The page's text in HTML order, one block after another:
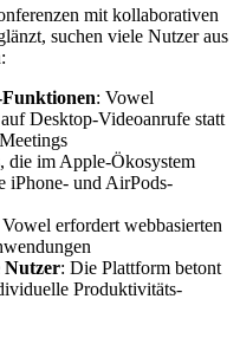
mit kollaborativen
suchen viele Nutzer aus
: Vowel
Desktop-Videoanrufe statt
die im Apple-Ökosystem
iPhone- und AirPods-
Vowel erfordert webbasierten
Nutzer: Die Plattform betont
Produktivitäts-